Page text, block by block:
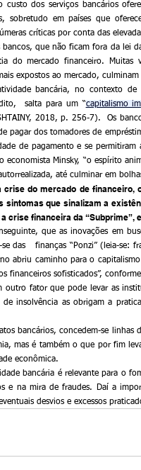
custo dos serviços bancários
sobretudo em países que
críticas por conta das
bancos, que não ficam fora da lei
do mercado financeiro. Muitas
expostos ao mercado,
bancária, no contexto de
salta para um “capitalismo
2018, p. 256-7).  Os
pagar dos tomadores de
de pagamento e se
economista Minsky, “o espírito
até culminar em
crise do mercado de
sintomas que sinalizam a
crise financeira da “Subprime”,
que as inovações em
das   finanças “Ponzi” (leia-se:
abriu caminho para o
financeiros sofisticados”,
outro fator que pode levar as
de insolvência as obrigam a
bancários, concedem-se
mas é também o que por fim
econômica.
bancária é relevante para o
e na mira de fraudes. Daí a
desvios e excessos